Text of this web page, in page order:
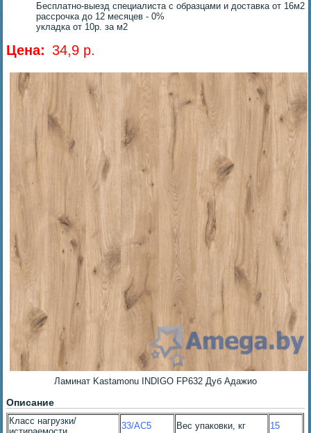
Бесплатно-выезд специалиста с образцами и доставка от 16м2
рассрочка до 12 месяцев - 0%
укладка от 10р. за м2
Цена: 34,9 p.
Ламинат Kastamonu INDIGO FP632 Дуб Адажио
Описание
Класс нагрузки/
33/AC5 Вес упаковки, кг 15